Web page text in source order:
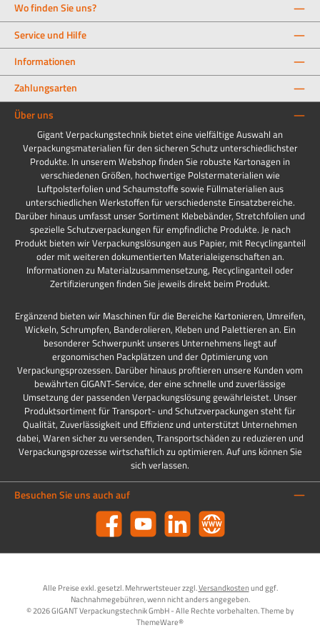
Wo finden Sie uns?
Service und Hilfe
Informationen
Zahlungsarten
Über uns
Gigant Verpackungstechnik bietet eine vielfältige Auswahl an
Verpackungsmaterialien für den sicheren Schutz unterschiedlichster
Produkte. In unserem Webshop finden Sie robuste Kartonagen in
verschiedenen Größen, hochwertige Polstermaterialien wie
Luftpolsterfolien und Schaumstoffe sowie Füllmaterialien aus
unterschiedlichen Werkstoffen für verschiedenste Einsatzbereiche.
Darüber hinaus umfasst unser Sortiment Klebebänder, Stretchfolien und
spezielle Schutzverpackungen für empfindliche Produkte. Je nach
Produkt bieten wir Verpackungslösungen aus Papier, mit Recyclinganteil
oder mit weiteren dokumentierten Materialeigenschaften an.
Informationen zu Materialzusammensetzung, Recyclinganteil oder
Zertifizierungen finden Sie jeweils direkt beim Produkt.
Ergänzend bieten wir Maschinen für die Bereiche Kartonieren, Umreifen,
Wickeln, Schrumpfen, Banderolieren, Kleben und Palettieren an. Ein
besonderer Schwerpunkt unseres Unternehmens liegt auf
ergonomischen Packplätzen und der Optimierung von
Verpackungsprozessen. Darüber hinaus profitieren unsere Kunden vom
bewährten GIGANT-Service, der eine schnelle und zuverlässige
Umsetzung der passenden Verpackungslösung gewährleistet. Unser
Produktsortiment für Transport- und Schutzverpackungen steht für
Qualität, Zuverlässigkeit und Effizienz und unterstützt Unternehmen
dabei, Waren sicher zu versenden, Transportschäden zu reduzieren und
Verpackungsprozesse wirtschaftlich zu optimieren. Auf uns können Sie
sich verlassen.
Besuchen Sie uns auch auf
Facebook YouTube LinkedIn Website
Alle Preise exkl. gesetzl. Mehrwertsteuer zzgl.Versandkostenund ggf.
Nachnahmegebühren, wenn nicht anders angegeben.
© 2026 GIGANT Verpackungstechnik GmbH - Alle Rechte vorbehalten. Theme by
ThemeWare®